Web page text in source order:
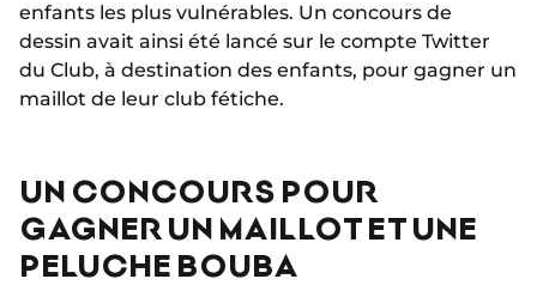
enfants les plus vulnérables. Un concours de
dessin avait ainsi été lancé sur le compte Twitter
du Club, à destination des enfants, pour gagner un
maillot de leur club fétiche.
UN CONCOURS POUR
GAGNER UN MAILLOT ET UNE
PELUCHE BOUBA